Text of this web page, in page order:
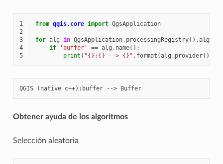
1 from qgis.core import QgsApplication
2
3
for alg in QgsApplication. processingRegistry() .
4
if 'buffer' == alg . name():
5
print ( "{}: {} --> {}" . format (alg . provider()
QGIS (native c++):buffer --> Buffer
Obtener ayuda de los algoritmos
Selección aleatoria